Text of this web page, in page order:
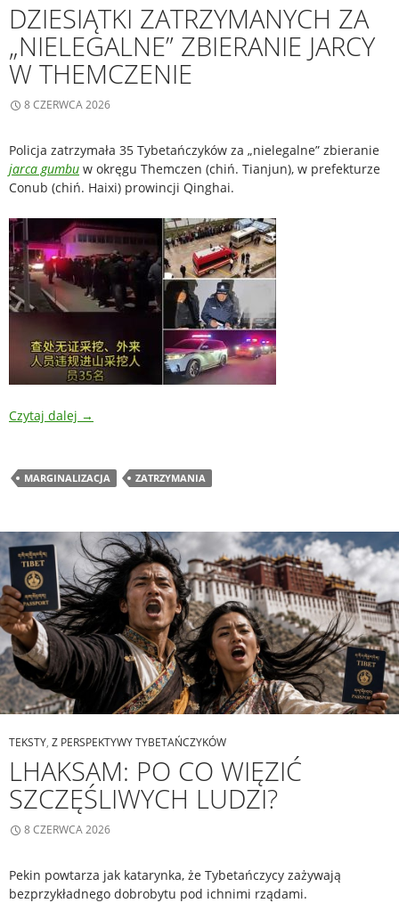
DZIESIĄTKI ZATRZYMANYCH ZA
„NIELEGALNE” ZBIERANIE JARCY
W THEMCZENIE
8 CZERWCA 2026
Policja zatrzymała 35 Tybetańczyków za „nielegalne” zbieranie
jarca gumbu w okręgu Themczen (chiń. Tianjun), w prefekturze
Conub (chiń. Haixi) prowincji Qinghai.
Czytaj dalej →
MARGINALIZACJA ZATRZYMANIA
TEKSTY, Z PERSPEKTYWY TYBETAŃCZYKÓW
LHAKSAM: PO CO WIĘZIĆ
SZCZĘŚLIWYCH LUDZI?
8 CZERWCA 2026
Pekin powtarza jak katarynka, że Tybetańczycy zażywają
bezprzykładnego dobrobytu pod ichnimi rządami.